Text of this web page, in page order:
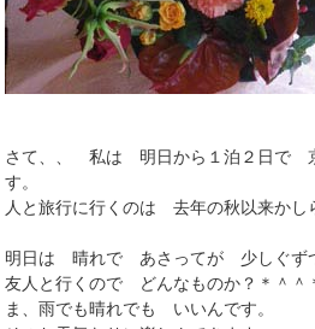
さて、、 私は 明日から１泊２日で
す。
人と旅行に行くのは 去年の秋以来かし
明日は 晴れで あさってが 少しぐず
友人と行くので どんなものか？＊＾＾
ま、雨でも晴れでも いいんです。